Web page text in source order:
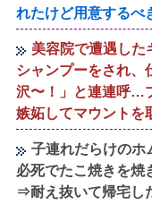
れたけど用意するべ
美容院で遭遇し
シャンプーをされ、
沢〜！」と連連呼…
嫉妬してマウントを
子連れだらけのホ
必死でたこ焼きを焼
⇒耐え抜いて帰宅し